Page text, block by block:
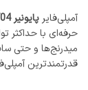
آمپلی‌فایرپایونیر GM-D9704
میدرنج‌ها و حتی
قدرتمندترین آمپلی‌فایرهای 4 کانال